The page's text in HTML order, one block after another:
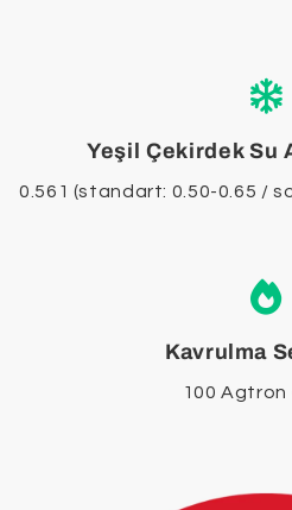
Yeşil Çekirdek Su
0.561 (standart: 0.50-0.65 /
Kavrulma
100 Agtron